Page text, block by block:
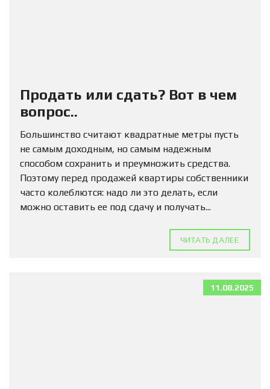
Продать или сдать? Вот в чем
вопрос..
Большинство считают квадратные метры пусть
не самым доходным, но самым надежным
способом сохранить и преумножить средства.
Поэтому перед продажей квартиры собственники
часто колеблются: надо ли это делать, если
можно оставить ее под сдачу и получать...
ЧИТАТЬ ДАЛЕЕ
11.08.2025